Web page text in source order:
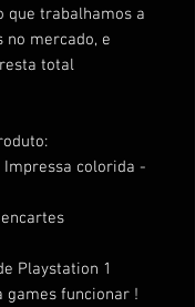
que trabalhamos a
no mercado, e
total
colorida -
Playstation 1
games funcionar !